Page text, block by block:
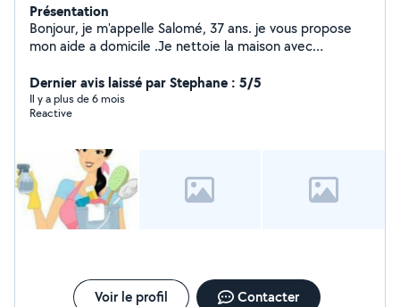
Présentation
Bonjour, je m'appelle Salomé, 37 ans. je vous propose
mon aide a domicile .Je nettoie la maison avec
vitres. Étant très minutieuse, bien organisée, discrète et
rapide. Je gère toutes les tâches à effectuer afin de
vous faciliter la vie un maximum. Je peux aussi emmener
ponctuel.Je suis disponible tous les jours les jours fériés
également. Contactez-moi
Dernier avis laissé par Stephane : 5/5
Il y a plus de 6 mois
Reactive
Voir le profil Contacter